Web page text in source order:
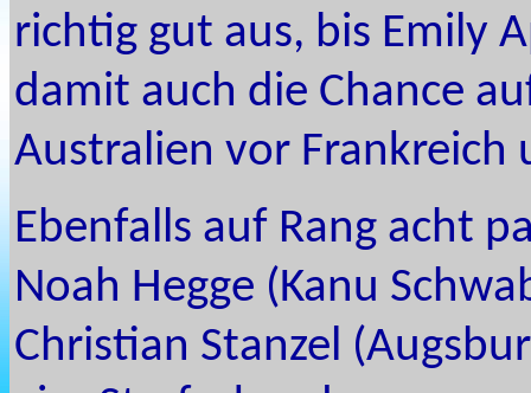
richtig gut aus, bis Emily
damit auch die Chance
Australien vor Frankreich
Ebenfalls auf Rang acht
Noah Hegge (Kanu
Christian Stanzel